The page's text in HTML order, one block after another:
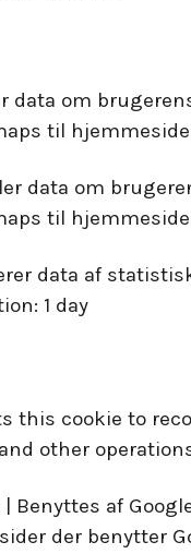
data om
til
data om
til
data af
1 day
this cookie to
other
af
der benytter